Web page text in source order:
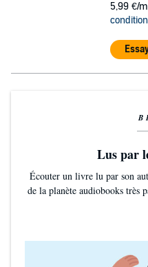
5,99 €/
Lus par
Écouter un livre lu par son
de la planète audiobooks très